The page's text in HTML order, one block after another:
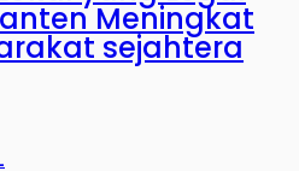
Meningkat
sejahtera